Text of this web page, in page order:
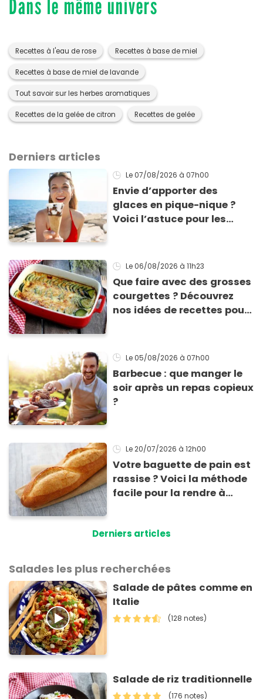
Dans le même univers
Recettes à l'eau de rose Recettes à base de miel
Recettes à base de miel de lavande
Tout savoir sur les herbes aromatiques
Recettes de la gelée de citron Recettes de gelée
Derniers articles
Le 07/08/2026 à 07h00
Envie d’apporter des
glaces en pique-nique ?
Voici l’astuce pour les
ne fondent !
Le 06/08/2026 à 11h23
Que faire avec des grosses
courgettes ? Découvrez
nos idées de recettes pour
Le 05/08/2026 à 07h00
Barbecue : que manger le
soir après un repas copieux
?
Le 20/07/2026 à 12h00
Votre baguette de pain est
rassise ? Voici la méthode
facile pour la rendre à
Derniers articles
Salades les plus recherchées
Salade de pâtes comme en
Italie
(128 notes)
Salade de riz traditionnelle
(176 notes)